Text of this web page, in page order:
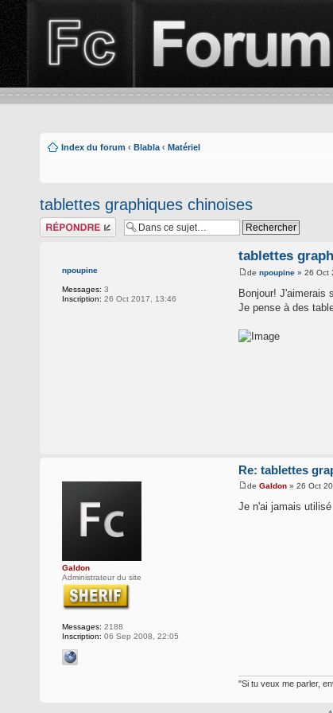
Index du forum ‹ Blabla ‹ Matériel
tablettes graphiques chinoises
Répondre
npoupine
Messages: 3
Inscription: 26 Oct 2017, 13:46
tablettes
de npoupine » 26 Oct
Bonjour! J'aimerais
Je pense à des
Galdon
Administrateur du site
Messages: 2188
Inscription: 06 Sep 2008, 22:05
Re: tablettes
de Galdon » 26 Oct
Je n'ai jamais
"Si tu veux me parler,